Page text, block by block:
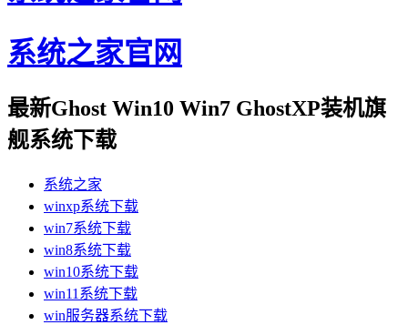
系统之家官网
最新Ghost Win10 Win7 GhostXP装机旗
舰系统下载
系统之家
winxp系统下载
win7系统下载
win8系统下载
win10系统下载
win11系统下载
win服务器系统下载